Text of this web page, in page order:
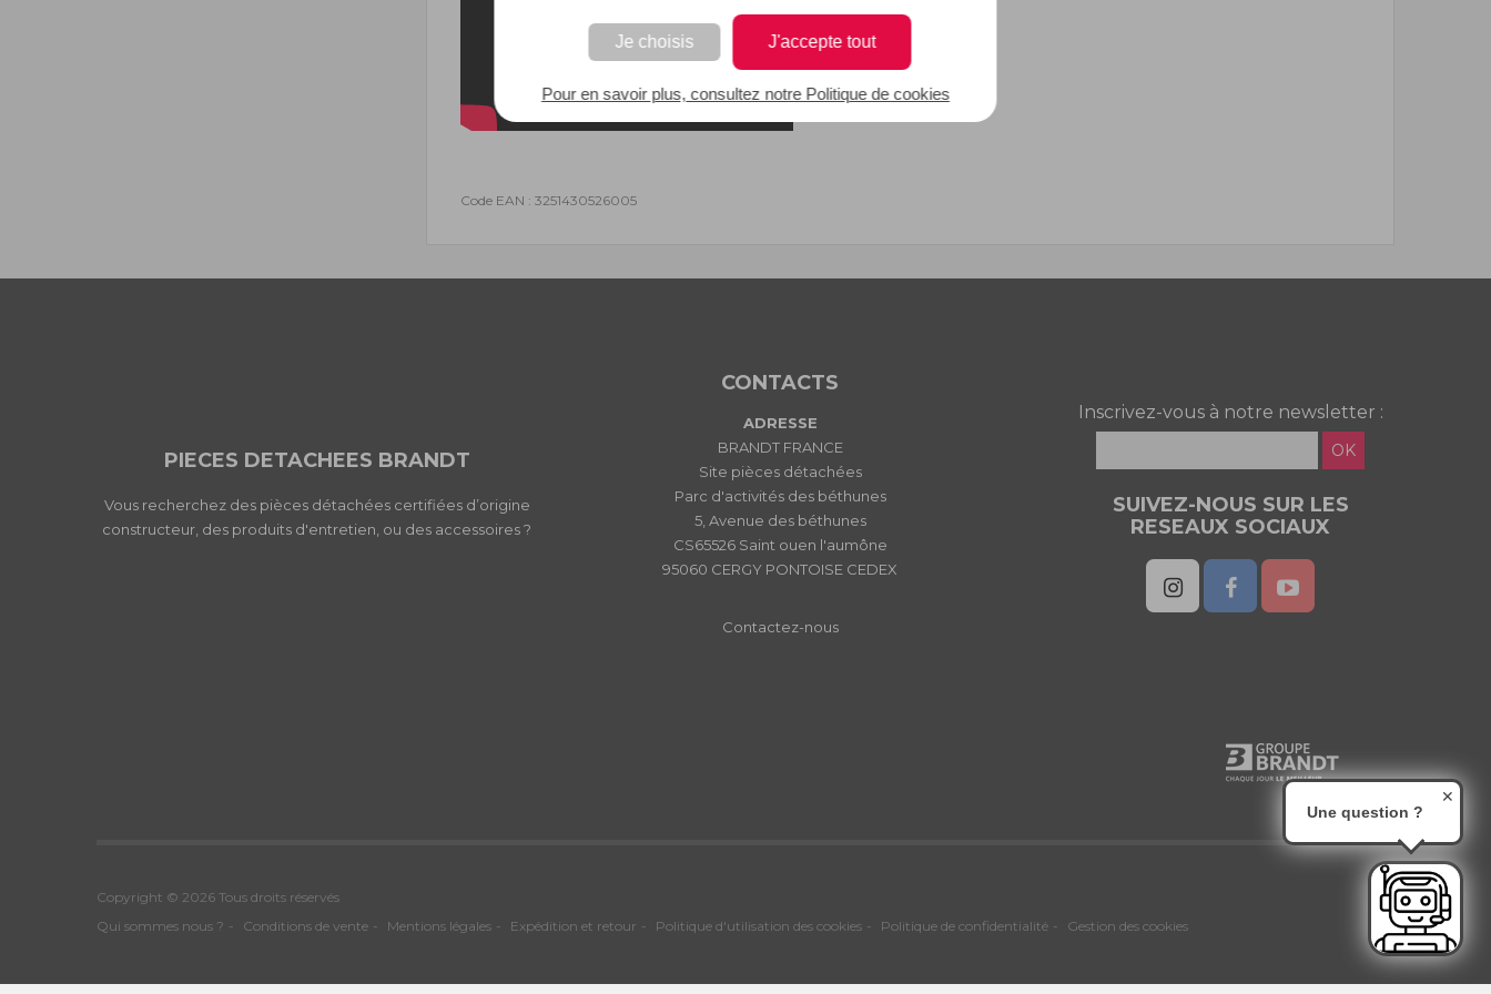
Je choisis J'accepte tout
Pour en savoir plus, consultez notre Politique de cookies
Code EAN : 3251430526005
PIECES DETACHEES BRANDT
Vous recherchez des pièces détachées certifiées d’origine
constructeur, des produits d'entretien, ou des accessoires ?
CONTACTS
ADRESSE
BRANDT FRANCE
Site pièces détachées
Parc d'activités des béthunes
5, Avenue des béthunes
CS65526 Saint ouen l'aumône
95060 CERGY PONTOISE CEDEX
Contactez-nous
Inscrivez-vous à notre newsletter :
OK
SUIVEZ-NOUS SUR LES
RESEAUX SOCIAUX
Copyright © 2026 Tous droits réservés
Qui sommes nous ?
Conditions de vente Mentions légales Expédition et retour Politique d'utilisation des cookies Politique de confidentialité Gestion des cookies
Une question ?
✕